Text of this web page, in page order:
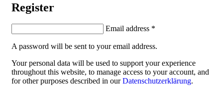
Register
Email address *
A password will be sent to your email address.
Your personal data will be used to support your experience
throughout this website, to manage access to your account, and
for other purposes described in ourDatenschutzerklärung.